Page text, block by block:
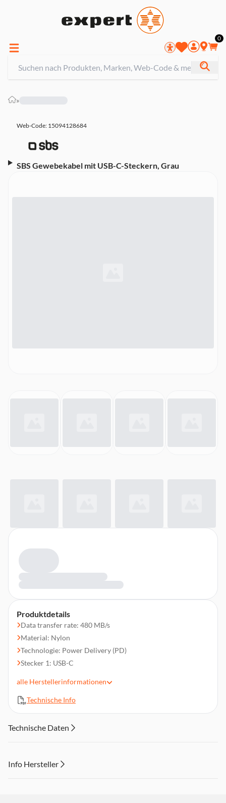
0
»
Web-Code: 15094128684
SBS Gewebekabel mit USB-C-Steckern, Grau
Produktdetails
Data transfer rate: 480 MB/s
Material: Nylon
Technologie: Power Delivery (PD)
Stecker 1: USB-C
Farbe: Grau
Kabellänge: 2 m
alle Herstellerinformationen
Technische Info
Technische Daten
Info Hersteller